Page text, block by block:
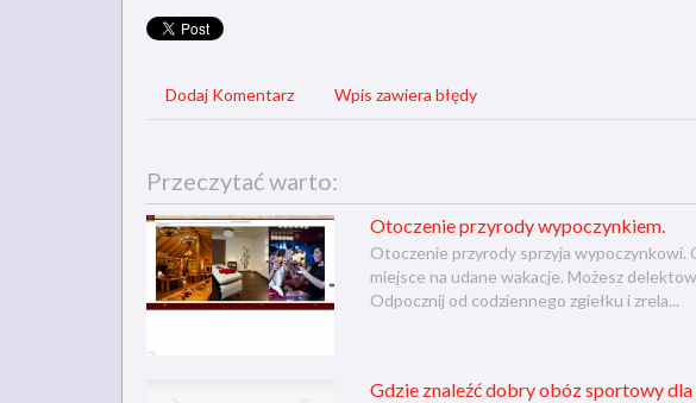
Dodaj Komentarz Wpis zawiera błędy
Przeczytać warto:
Otoczenie przyrody wypoczynkiem.
Otoczenie przyrody sprzyja wypoczynkowi.
miejsce na udane wakacje. Możesz
Odpocznij od codziennego zgiełku i zrela...
Gdzie znaleźć dobry obóz sportowy dla